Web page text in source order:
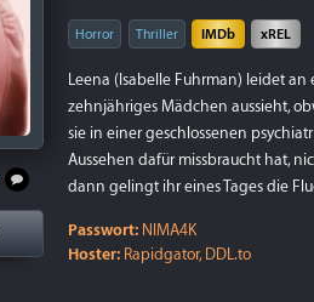
Horror Thriller IMDb xREL
Leena (Isabelle Fuhrman) leidet
zehnjähriges Mädchen aussieht,
sie in einer geschlossenen
Aussehen dafür missbraucht hat,
dann gelingt ihr eines Tages die
Passwort: NIMA4K
Hoster: Rapidgator, DDL.to